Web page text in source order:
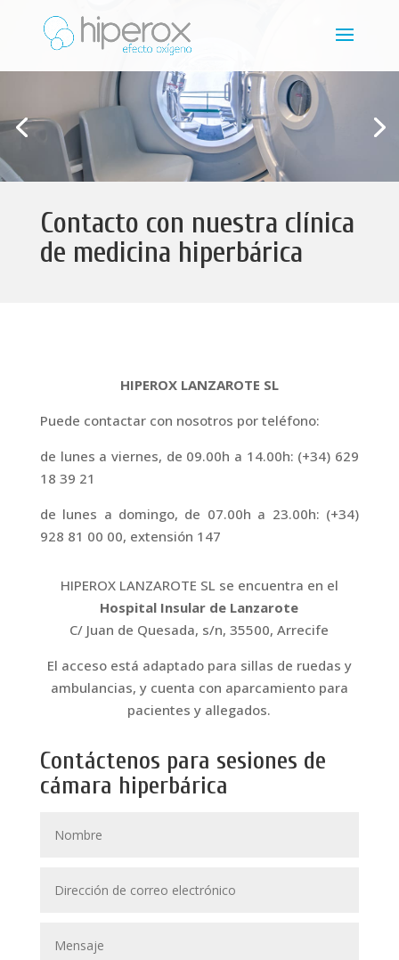
Contacto con nuestra clínica
de medicina hiperbárica
HIPEROX LANZAROTE SL
Puede contactar con nosotros por teléfono:
de lunes a viernes, de 09.00h a 14.00h: (+34) 629
18 39 21
de lunes a domingo, de 07.00h a 23.00h: (+34)
928 81 00 00, extensión 147
HIPEROX LANZAROTE SL se encuentra en el
Hospital Insular de Lanzarote
C/ Juan de Quesada, s/n, 35500, Arrecife
El acceso está adaptado para sillas de ruedas y
ambulancias, y cuenta con aparcamiento para
pacientes y allegados.
Contáctenos para sesiones de
cámara hiperbárica